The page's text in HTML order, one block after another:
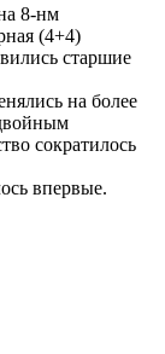
8-нм
(4+4)
старшие
на более
сократилось
впервые.